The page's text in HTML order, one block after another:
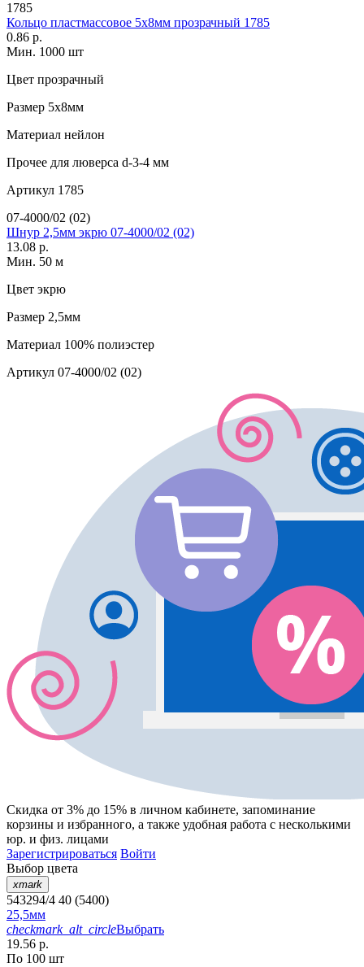
1785
Кольцо пластмассовое 5х8мм прозрачный 1785
0.86 р.
Мин. 1000 шт
Цвет прозрачный
Размер 5х8мм
Материал нейлон
Прочее для люверса d-3-4 мм
Артикул 1785
07-4000/02 (02)
Шнур 2,5мм экрю 07-4000/02 (02)
13.08 р.
Мин. 50 м
Цвет экрю
Размер 2,5мм
Материал 100% полиэстер
Артикул 07-4000/02 (02)
Скидка от 3% до 15% в личном кабинете, запоминание
корзины и избранного, а также удобная работа с несколькими
юр. и физ. лицами
Зарегистрироваться Войти
Выбор цвета
xmark
543294/4 40 (5400)
25,5мм
checkmark_alt_circleВыбрать
19.56 р.
По 100 шт